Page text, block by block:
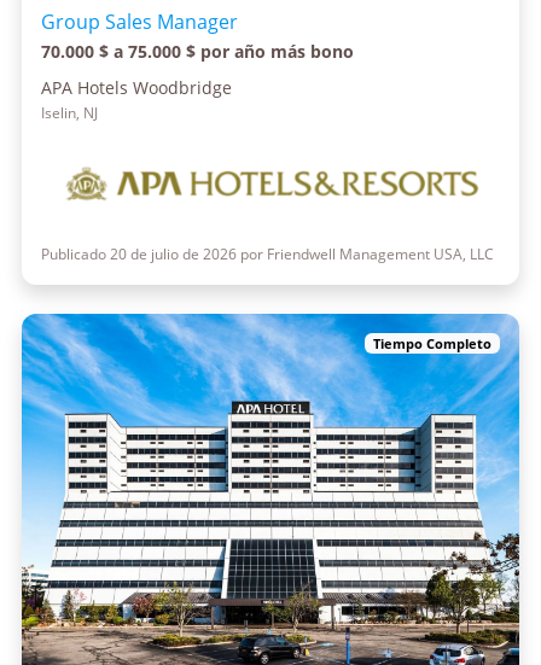
Group Sales Manager
70.000 $ a 75.000 $ por año más bono
APA Hotels Woodbridge
Iselin, NJ
Publicado 20 de julio de 2026 por Friendwell Management USA, LLC
Tiempo Completo